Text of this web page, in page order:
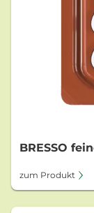
BRESSO
zum Produkt